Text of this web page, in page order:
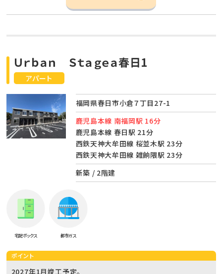
アパート
Ｕｒｂａｎ Ｓｔａｇｅａ春日1
福岡県春日市小倉７丁目27-1
鹿児島本線 南福岡駅 16分
鹿児島本線 春日駅 21分
西鉄天神大牟田線 桜並木駅 23分
西鉄天神大牟田線 雑餉隈駅 23分
新築 / 2階建
宅配ボックス 都市ガス
ポイント
2027年1月竣工予定。